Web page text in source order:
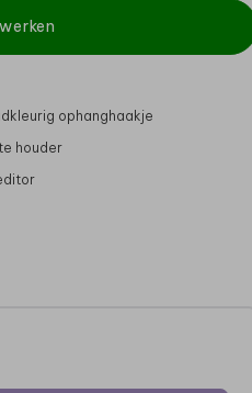
ophanghaakje
houder